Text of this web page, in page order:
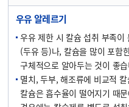
우유 알레르기
우유 제한 시 칼슘 섭취 부족
(두유 등)나, 칼슘을 많이 포함
구체적으로 알아두는 것이 좋
멸치, 두부, 해조류에 비교적
칼슘은 흡수율이 떨어지기 때